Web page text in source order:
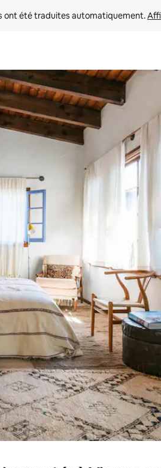
ont été traduites automatiquement.
le bas pour les parcourir ou en